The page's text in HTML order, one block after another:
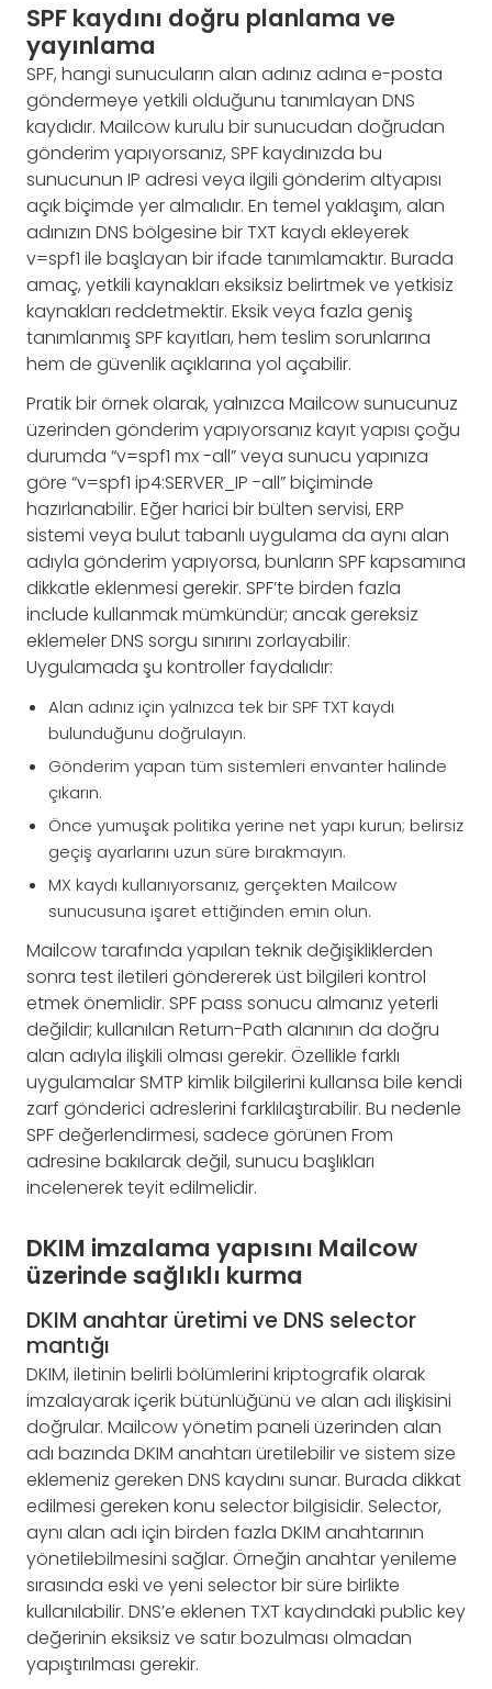
SPF kaydını doğru planlama ve
yayınlama
SPF, hangi sunucuların alan adınız adına e-posta
göndermeye yetkili olduğunu tanımlayan DNS
kaydıdır. Mailcow kurulu bir sunucudan doğrudan
gönderim yapıyorsanız, SPF kaydınızda bu
sunucunun IP adresi veya ilgili gönderim altyapısı
açık biçimde yer almalıdır. En temel yaklaşım, alan
adınızın DNS bölgesine bir TXT kaydı ekleyerek
v=spf1 ile başlayan bir ifade tanımlamaktır. Burada
amaç, yetkili kaynakları eksiksiz belirtmek ve yetkisiz
kaynakları reddetmektir. Eksik veya fazla geniş
tanımlanmış SPF kayıtları, hem teslim sorunlarına
hem de güvenlik açıklarına yol açabilir.
Pratik bir örnek olarak, yalnızca Mailcow sunucunuz
üzerinden gönderim yapıyorsanız kayıt yapısı çoğu
durumda “v=spf1 mx -all” veya sunucu yapınıza
göre “v=spf1 ip4:SERVER_IP -all” biçiminde
hazırlanabilir. Eğer harici bir bülten servisi, ERP
sistemi veya bulut tabanlı uygulama da aynı alan
adıyla gönderim yapıyorsa, bunların SPF kapsamına
dikkatle eklenmesi gerekir. SPF’te birden fazla
include kullanmak mümkündür; ancak gereksiz
eklemeler DNS sorgu sınırını zorlayabilir.
Uygulamada şu kontroller faydalıdır:
Alan adınız için yalnızca tek bir SPF TXT kaydı
bulunduğunu doğrulayın.
Gönderim yapan tüm sistemleri envanter halinde
çıkarın.
Önce yumuşak politika yerine net yapı kurun; belirsiz
geçiş ayarlarını uzun süre bırakmayın.
MX kaydı kullanıyorsanız, gerçekten Mailcow
sunucusuna işaret ettiğinden emin olun.
Mailcow tarafında yapılan teknik değişikliklerden
sonra test iletileri göndererek üst bilgileri kontrol
etmek önemlidir. SPF pass sonucu almanız yeterli
değildir; kullanılan Return-Path alanının da doğru
alan adıyla ilişkili olması gerekir. Özellikle farklı
uygulamalar SMTP kimlik bilgilerini kullansa bile kendi
zarf gönderici adreslerini farklılaştırabilir. Bu nedenle
SPF değerlendirmesi, sadece görünen From
adresine bakılarak değil, sunucu başlıkları
incelenerek teyit edilmelidir.
DKIM imzalama yapısını Mailcow
üzerinde sağlıklı kurma
DKIM anahtar üretimi ve DNS selector
mantığı
DKIM, iletinin belirli bölümlerini kriptografik olarak
imzalayarak içerik bütünlüğünü ve alan adı ilişkisini
doğrular. Mailcow yönetim paneli üzerinden alan
adı bazında DKIM anahtarı üretilebilir ve sistem size
eklemeniz gereken DNS kaydını sunar. Burada dikkat
edilmesi gereken konu selector bilgisidir. Selector,
aynı alan adı için birden fazla DKIM anahtarının
yönetilebilmesini sağlar. Örneğin anahtar yenileme
sırasında eski ve yeni selector bir süre birlikte
kullanılabilir. DNS’e eklenen TXT kaydındaki public key
değerinin eksiksiz ve satır bozulması olmadan
yapıştırılması gerekir.